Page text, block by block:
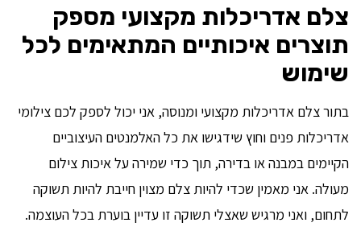
צלם אדריכלות מקצועי מספק
תוצרים איכותיים המתאימים לכל
שימוש
בתור צלם אדריכלות מקצועי ומנוסה, אני יכול לספק לכם צילומי
אדריכלות פנים וחוץ שידגישו את כל האלמנטים העיצוביים
הקיימים במבנה או בדירה, תוך כדי שמירה על איכות צילום
מעולה. אני מאמין שכדי להיות צלם מצוין חייבת להיות תשוקה
לתחום, ואני מרגיש שאצלי תשוקה זו עדיין בוערת בכל העוצמה.